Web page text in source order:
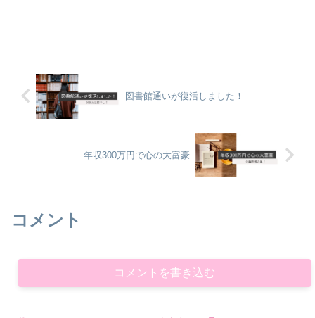
図書館通いが復活しました！
年収300万円で心の大富豪
コメント
コメントを書き込む